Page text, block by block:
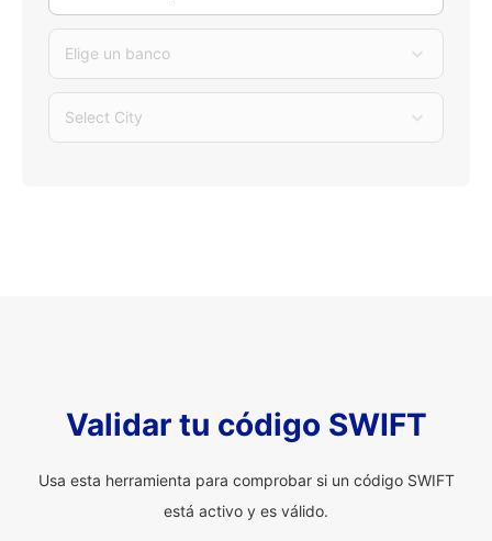
Elige un banco
Select City
Validar tu código SWIFT
Usa esta herramienta para comprobar si un código SWIFT
está activo y es válido.